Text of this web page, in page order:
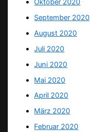
Oktober 2020
September 2020
August 2020
Juli 2020
Juni 2020
Mai 2020
April 2020
März 2020
Februar 2020